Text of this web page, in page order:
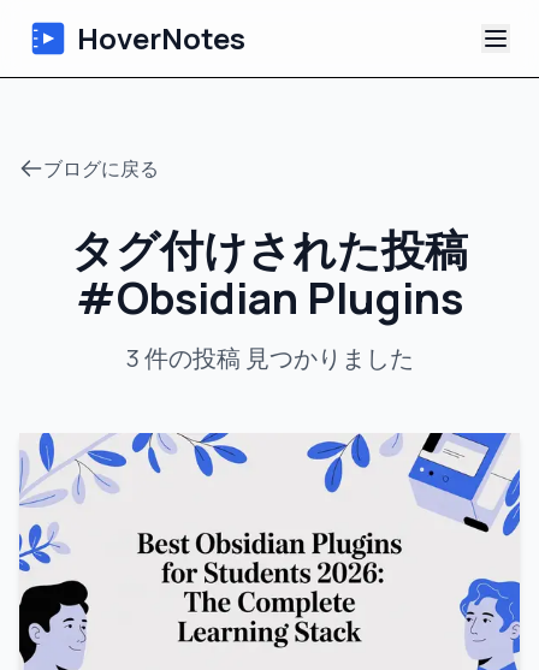
HoverNotes
AI動画ノート
チュートリアル
について
ブログに戻る
タグ付けされた投稿
#Obsidian Plugins
3件の投稿 見つかりました